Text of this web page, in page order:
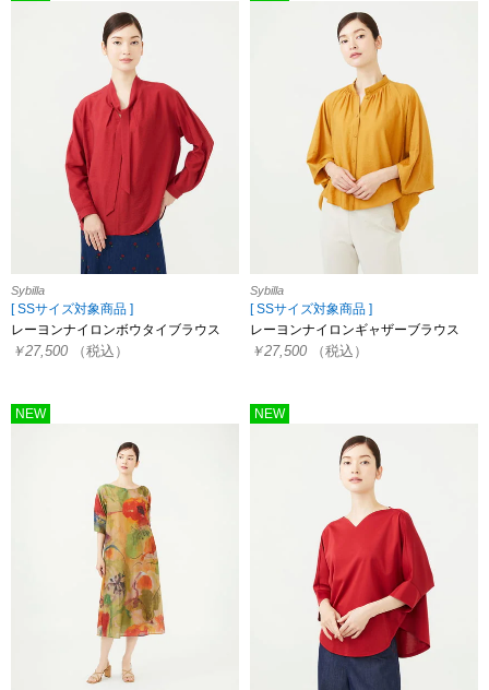
Sybilla
[ SSサイズ対象商品 ]
レーヨンナイロンボウタイブラウス
￥27,500 （税込）
Sybilla
[ SSサイズ対象商品 ]
レーヨンナイロンギャザーブラウス
￥27,500 （税込）
NEW NEW